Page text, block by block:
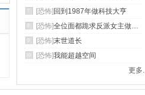
[恐怖]回到1987年做科技大亨
[恐怖]全位面都跪求反派女主做个人
[恐怖]末世道长
[恐怖]我能超越空间
更多...